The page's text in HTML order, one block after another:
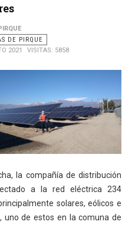
DE PIRQUE
2021
VISITAS: 5858
la compañía de distribución
a la red eléctrica 234
solares, eólicos e
uno de estos en la comuna de